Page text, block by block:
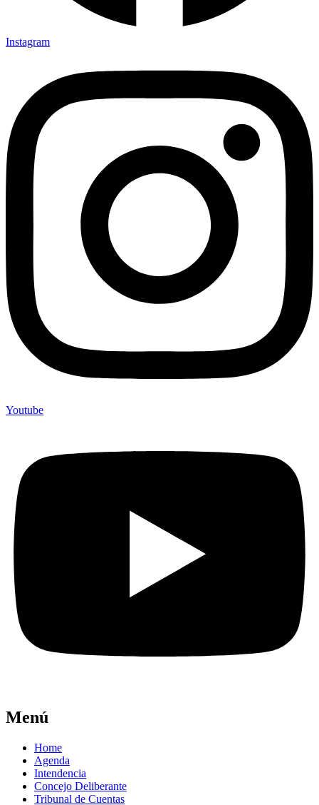
Instagram
Youtube
Menú
Home
Agenda
Intendencia
Concejo Deliberante
Tribunal de Cuentas